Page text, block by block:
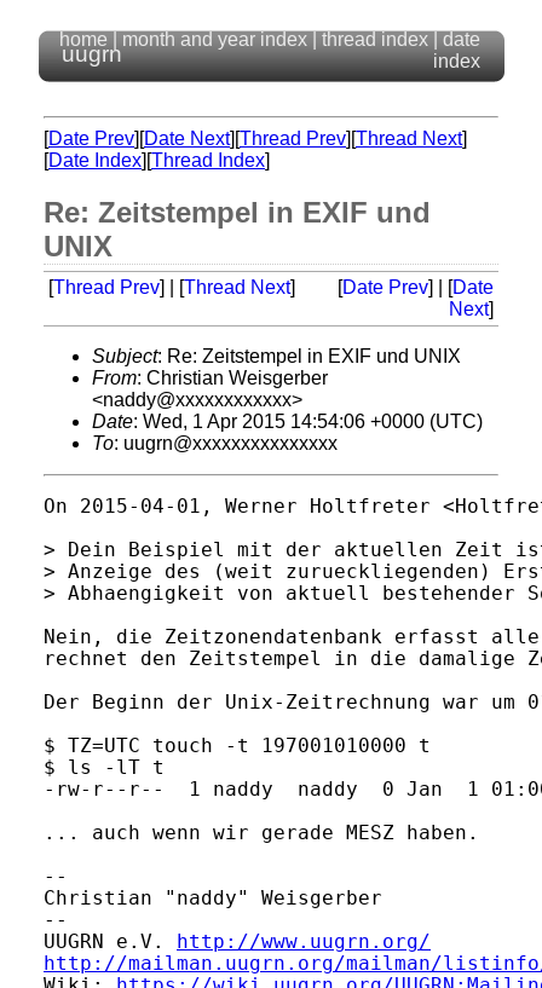
uugrn
home month and year index thread index
date
index
[Date Prev][Date Next][Thread Prev][Thread Next]
[Date Index][Thread Index]
Re: Zeitstempel in EXIF und
UNIX
[Thread Prev] | [Thread Next] [Date Prev] | [Date
Next]
Subject: Re: Zeitstempel in EXIF und UNIX
From: Christian Weisgerber
<naddy@xxxxxxxxxxxx>
Date: Wed, 1 Apr 2015 14:54:06 +0000 (UTC)
To: uugrn@xxxxxxxxxxxxxxx
On 2015-04-01, Werner Holtfreter
> Dein Beispiel mit der aktuellen
> Anzeige des (weit zurueckliegenden)
> Abhaengigkeit von aktuell bestehender
Nein, die Zeitzonendatenbank erfasst alle
rechnet den Zeitstempel in die damalige
Der Beginn der Unix-Zeitrechnung war um
$ TZ=UTC touch -t 197001010000 t
$ ls -lT t
-rw-r--r--  1 naddy  naddy  0 Jan  1
... auch wenn wir gerade MESZ haben.
--
Christian "naddy" Weisgerber
--
UUGRN e.V.
http://www.uugrn.org/
http://mailman.uugrn.org/mailman/